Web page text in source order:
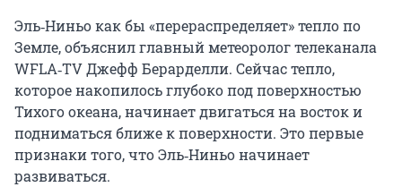
Эль‑Ниньо как бы «перераспределяет» тепло по
Земле, объяснил главный метеоролог телеканала
WFLA‑TV Джефф Берарделли. Сейчас тепло,
которое накопилось глубоко под поверхностью
Тихого океана, начинает двигаться на восток и
подниматься ближе к поверхности. Это первые
признаки того, что Эль‑Ниньо начинает
развиваться.